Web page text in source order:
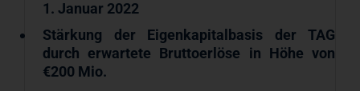
1. Januar 2022
Stärkung der Eigenkapitalbasis der TAG
durch erwartete Bruttoerlöse in Höhe von
€200 Mio.